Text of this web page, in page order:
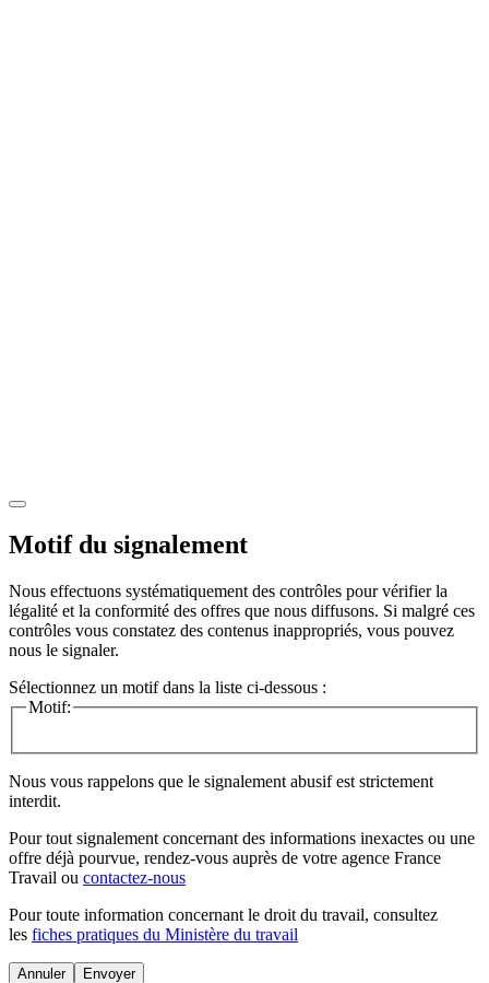
Motif du signalement
Nous effectuons systématiquement des contrôles pour vérifier la
légalité et la conformité des offres que nous diffusons. Si malgré ces
contrôles vous constatez des contenus inappropriés, vous pouvez
nous le signaler.
Sélectionnez un motif dans la liste ci-dessous :
Motif:
Nous vous rappelons que le signalement abusif est strictement
interdit.
Pour tout signalement concernant des informations inexactes ou une
offre déjà pourvue, rendez-vous auprès de votre agence France
Travail ou contactez-nous
Pour toute information concernant le droit du travail, consultez
les fiches pratiques du Ministère du travail
Annuler